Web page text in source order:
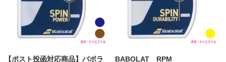
【ポスト投函対応商品】バボラ
BABOLAT RPM